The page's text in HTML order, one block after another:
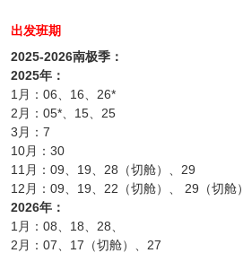
出发班期
2025-2026南极季：
2025年：
1月：06、16、26*
2月：05*、15、25
3月：7
10月：30
11月：09、19、28（切舱）、29
12月：09、19、22（切舱）、 29（切舱）
2026年：
1月：08、18、28、
2月：07、17（切舱）、27